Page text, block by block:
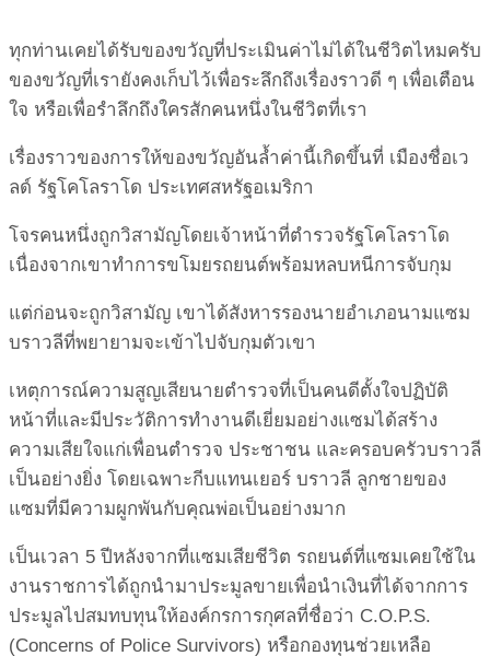
ทุกท่านเคยได้รับของขวัญที่ประเมินค่าไม่ได้ในชีวิตไหมครับ
ของขวัญที่เรายังคงเก็บไว้เพื่อระลึกถึงเรื่องราวดี ๆ เพื่อเตือน
ใจ หรือเพื่อรำลึกถึงใครสักคนหนึ่งในชีวิตที่เรา
เรื่องราวของการให้ของขวัญอันล้ำค่านี้เกิดขึ้นที่ เมืองชื่อเว
ลด์ รัฐโคโลราโด ประเทศสหรัฐอเมริกา
โจรคนหนึ่งถูกวิสามัญโดยเจ้าหน้าที่ตำรวจรัฐโคโลราโด
เนื่องจากเขาทำการขโมยรถยนต์พร้อมหลบหนีการจับกุม
แต่ก่อนจะถูกวิสามัญ เขาได้สังหารรองนายอำเภอนามแซม
บราวลีที่พยายามจะเข้าไปจับกุมตัวเขา
เหตุการณ์ความสูญเสียนายตำรวจที่เป็นคนดีตั้งใจปฏิบัติ
หน้าที่และมีประวัติการทำงานดีเยี่ยมอย่างแซมได้สร้าง
ความเสียใจแก่เพื่อนตำรวจ ประชาชน และครอบครัวบราวลี
เป็นอย่างยิ่ง โดยเฉพาะกีบแทนเยอร์ บราวลี ลูกชายของ
แซมที่มีความผูกพันกับคุณพ่อเป็นอย่างมาก
เป็นเวลา 5 ปีหลังจากที่แซมเสียชีวิต รถยนต์ที่แซมเคยใช้ใน
งานราชการได้ถูกนำมาประมูลขายเพื่อนำเงินที่ได้จากการ
ประมูลไปสมทบทุนให้องค์กรการกุศลที่ชื่อว่า C.O.P.S.
(Concerns of Police Survivors) หรือกองทุนช่วยเหลือ